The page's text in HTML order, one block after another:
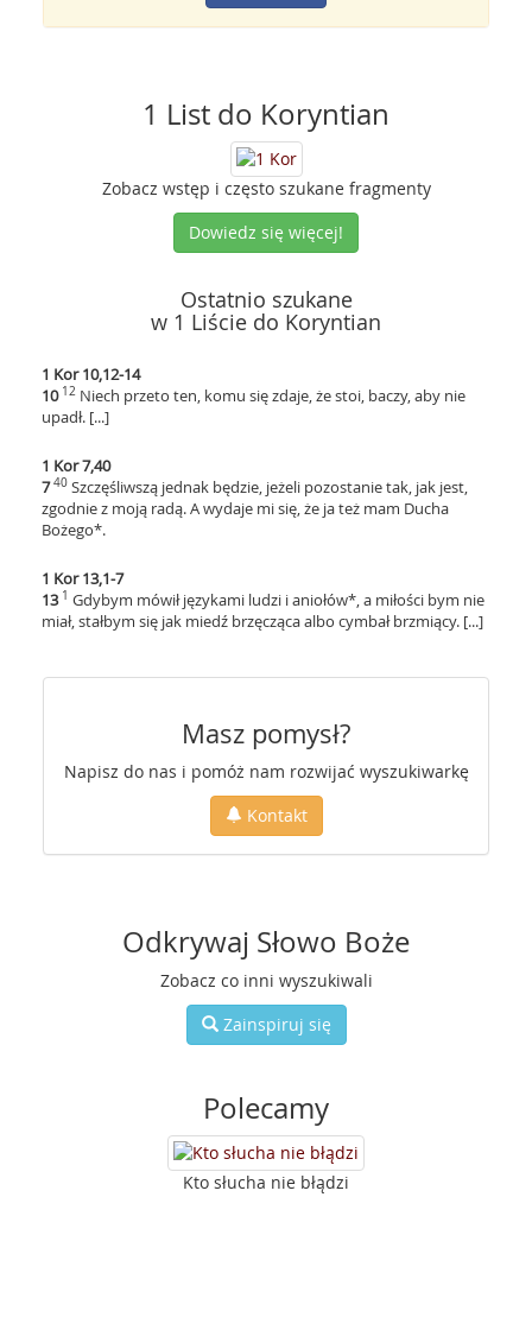
1 List do Koryntian
Zobacz wstęp i często szukane fragmenty
Dowiedz się więcej!
Ostatnio szukane
w 1 Liście do Koryntian
1 Kor 10,12-14
1012 Niech przeto ten, komu się zdaje, że stoi, baczy, aby nie
upadł. [...]
1 Kor 7,40
740 Szczęśliwszą jednak będzie, jeżeli pozostanie tak, jak jest,
zgodnie z moją radą. A wydaje mi się, że ja też mam Ducha
Bożego*.
1 Kor 13,1-7
13 1 Gdybym mówił językami ludzi i aniołów*, a miłości bym nie
miał, stałbym się jak miedź brzęcząca albo cymbał brzmiący. [...]
Masz pomysł?
Napisz do nas i pomóż nam rozwijać wyszukiwarkę
Kontakt
Odkrywaj Słowo Boże
Zobacz co inni wyszukiwali
Zainspiruj się
Polecamy
Kto słucha nie błądzi